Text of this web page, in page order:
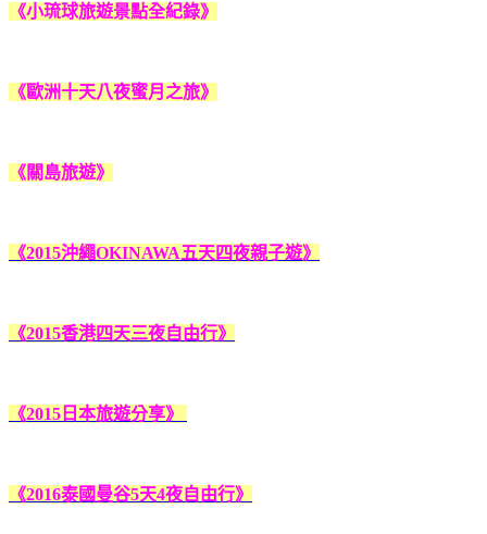
《小琉球旅遊景點全紀錄》
《歐洲十天八夜蜜月之旅》
《關島旅遊》
《2015沖繩OKINAWA五天四夜親子遊》
《2015香港四天三夜自由行》
《2015日本旅遊分享》
《2016泰國曼谷5天4夜自由行》